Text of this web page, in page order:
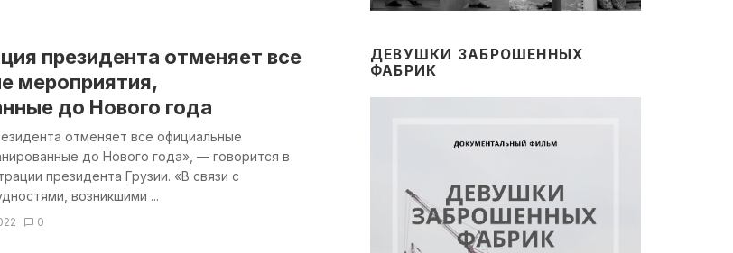
президента отменяет все
мероприятия,
до Нового года
отменяет все официальные
до Нового года», — говорится в
президента Грузии. «В связи с
возникшими ...
0
ДЕВУШКИ ЗАБРОШЕННЫХ
ФАБРИК